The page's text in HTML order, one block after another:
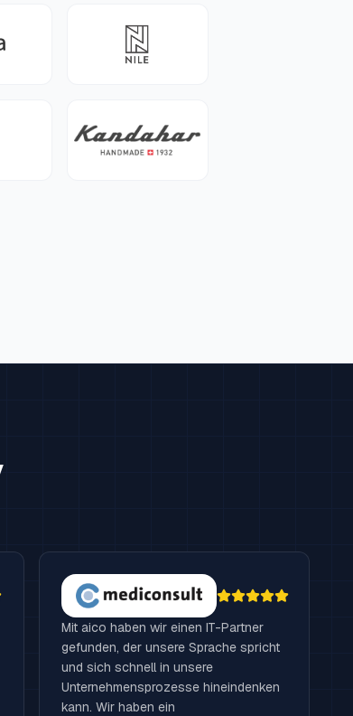
Mit aico haben wir einen IT-Partner
gefunden, der unsere Sprache spricht
und sich schnell in unsere
Unternehmensprozesse hineindenken
kann. Wir haben ein